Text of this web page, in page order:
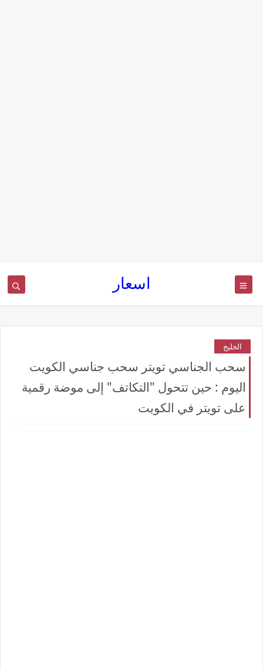
اسعار
الخليج
سحب الجناسي تويتر سحب جناسي الكويت
اليوم : حين تتحول "التكاتف" إلى موضة رقمية
على تويتر في الكويت